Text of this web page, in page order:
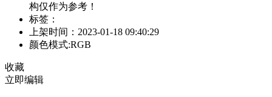
构仅作为参考！
标签：
上架时间：2023-01-18 09:40:29
颜色模式:RGB
收藏
立即编辑